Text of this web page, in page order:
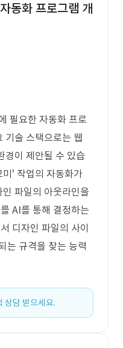
동화 프로그램 개
필요한 자동화 프로
기술 스택으로는 웹
이 제안될 수 있습
' 작업의 자동화가
파일의 아웃라인을
AI를 통해 결정하는
디자인 파일의 사이
는 규격을 찾는 능력
상담 받으세요.